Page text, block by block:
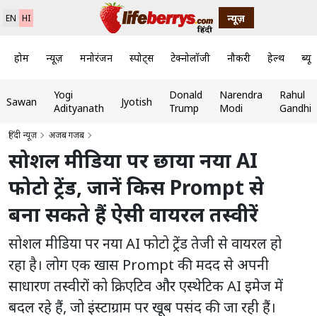
EN HI न्यूज़
होम न्यूज़ मनोरंजन स्पोर्ट्स टेक्नोलॉजी नौकरी हेल्थ
Sawan
Yogi
Adityanath
Jyotish
Donald
Trump
Narendra
Modi
Rahul
Gandhi
हिंदी न्यूज़ अजब गजब
सोशल मीडिया पर छाया नया AI
फोटो ट्रेंड, जानें किस Prompt से
बना सकते हैं ऐसी वायरल तस्वीरें
सोशल मीडिया पर नया AI फोटो ट्रेंड तेजी से वायरल हो
रहा है। लोग एक खास Prompt की मदद से अपनी
साधारण तस्वीरों को क्रिएटिव और एस्थेटिक AI इमेज में
बदल रहे हैं, जो इंस्टाग्राम पर खूब पसंद की जा रही हैं।